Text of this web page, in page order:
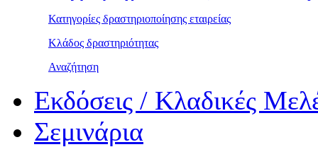
Κατηγορίες δραστηριοποίησης εταιρείας
Κλάδος δραστηριότητας
Αναζήτηση
Εκδόσεις / Κλαδικές
Σεμινάρια